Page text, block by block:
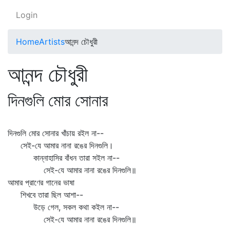
Login
HomeArtistsআনন্দ চৌধুরী
আনন্দ চৌধুরী
দিনগুলি মোর সোনার
দিনগুলি মোর সোনার খাঁচায় রইল না--
সেই-যে আমার নানা রঙের দিনগুলি।
কান্নাহাসির বাঁধন তারা সইল না--
সেই-যে আমার নানা রঙের দিনগুলি॥
আমার প্রাণের গানের ভাষা
শিখবে তারা ছিল আশা--
উড়ে গেল, সকল কথা কইল না--
সেই-যে আমার নানা রঙের দিনগুলি॥